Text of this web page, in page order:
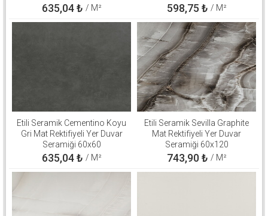
635,04₺ / M² 598,75 ₺ / M²
Etili Seramik Cementino Koyu
Gri Mat Rektifiyeli Yer Duvar
Seramiği 60x60
635,04₺ / M²
Etili Seramik Sevilla Graphite
Mat Rektifiyeli Yer Duvar
Seramiği 60x120
743,90₺ / M²